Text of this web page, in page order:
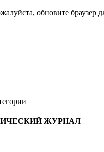
обновите браузер
ЖУРНАЛ